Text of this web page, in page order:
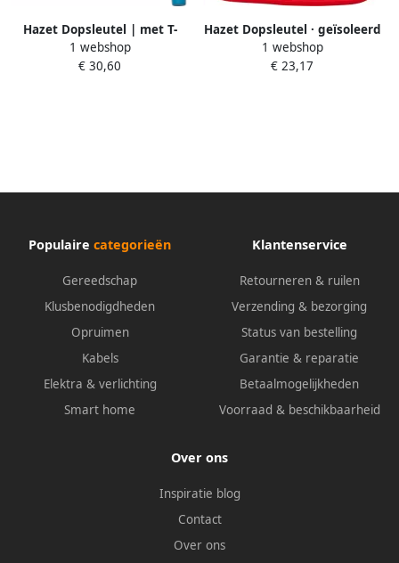
Hazet Dopsleutel | met T-
greep | Buiten-zeskant-
profiel | SW 13 mm 428-13
1 webshop
€ 30,60
Hazet Dopsleutel · geïsoleerd
880KV-11 · 3 8 inch (10 mm)
vierkant hol · Buiten-zeskant-
1 webshop
€ 23,17
Populaire categorieën
Gereedschap
Klusbenodigdheden
Opruimen
Kabels
Elektra & verlichting
Smart home
Klantenservice
Retourneren & ruilen
Verzending & bezorging
Status van bestelling
Garantie & reparatie
Betaalmogelijkheden
Voorraad & beschikbaarheid
Over ons
Inspiratie blog
Contact
Over ons